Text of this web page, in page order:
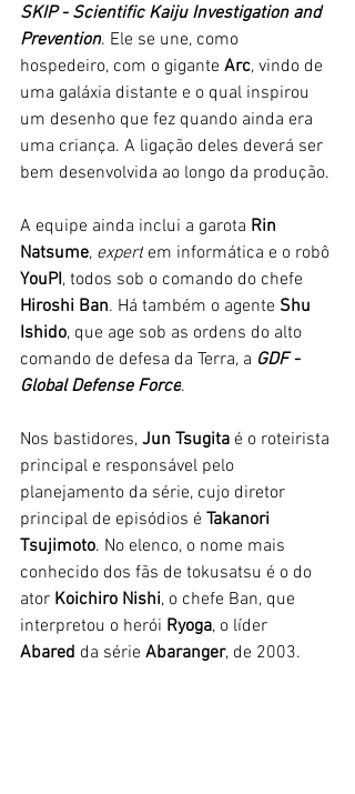
SKIP - Scientific Kaiju Investigation and
Prevention. Ele se une, como
hospedeiro, com o gigante Arc, vindo de
uma galáxia distante e o qual inspirou
um desenho que fez quando ainda era
uma criança. A ligação deles deverá ser
bem desenvolvida ao longo da produção.
A equipe ainda inclui a garota Rin
Natsume, expert em informática e o robô
YouPI, todos sob o comando do chefe
Hiroshi Ban. Há também o agente Shu
Ishido, que age sob as ordens do alto
comando de defesa da Terra, a GDF -
Global Defense Force.
Nos bastidores, Jun Tsugita é o roteirista
principal e responsável pelo
planejamento da série, cujo diretor
principal de episódios é Takanori
Tsujimoto. No elenco, o nome mais
conhecido dos fãs de tokusatsu é o do
ator Koichiro Nishi, o chefe Ban, que
interpretou o herói Ryoga, o líder
Abared da série Abaranger, de 2003.